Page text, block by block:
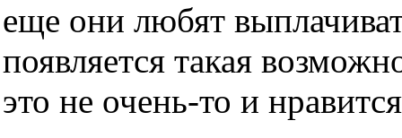
еще они любят
появляется такая
это не очень-то и